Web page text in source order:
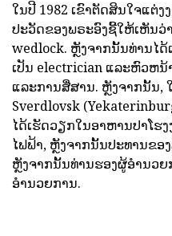
ໃນປີ 1982 ເຂົາຕັດສິນໃຈແຕ່ງ
ປະວັດຂອງພຣະອົງຊີ້ໃຫ້ເຫັນວ່
wedlock. ຫຼັງຈາກນັ້ນທ່ານໄດ້
ເປັນ electrician ແລະຫົວຫນ້
ແລະການສື່ສານ. ຫຼັງຈາກນັ້ນ,
Sverdlovsk
ໄດ້ເຮັດວຽກໃນອາຫານປາໂຮ
ໄຟຟ້າ, ຫຼັງຈາກນັ້ນປະທານຂອ
ຫຼັງຈາກນັ້ນທ່ານຮອງຜູ້ອໍານວ
ອໍານວຍການ.